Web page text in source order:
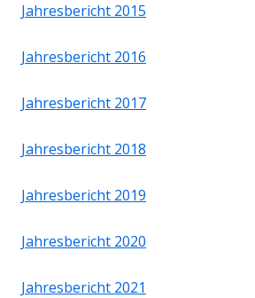
Jahresbericht 2015
Jahresbericht 2016
Jahresbericht 2017
Jahresbericht 2018
Jahresbericht 2019
Jahresbericht 2020
Jahresbericht 2021